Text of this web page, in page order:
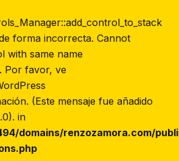
forma incorrecta. Cannot
with same name
Por favor, ve
(Este mensaje fue añadido
in
domains/renzozamora.com/